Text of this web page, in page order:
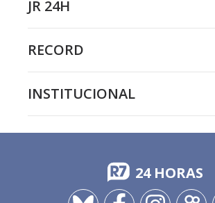
JR 24H
RECORD
INSTITUCIONAL
24 HORAS